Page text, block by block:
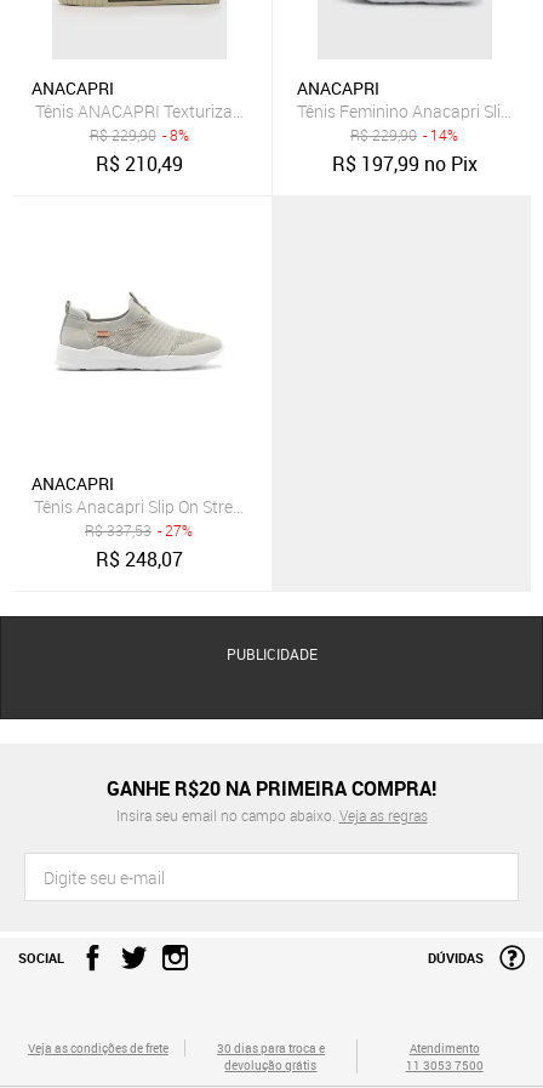
ANACAPRI
Tênis ANACAPRI Texturizado Cinza
R$229,90 - 8%
R$210,49
ANACAPRI
Tênis Feminino Anacapri Slip On
R$229,90 - 14%
R$ 197,99 no Pix
ANACAPRI
Tênis Anacapri Slip On Streech Jogging Knit Cinza Feminino
R$337,53 - 27%
R$248,07
PUBLICIDADE
GANHE R$20 NA PRIMEIRA COMPRA!
Insira seu email no campo abaixo. Veja as regras
SOCIAL DÚVIDAS
Veja as condições de frete
30 dias para troca e
devolução grátis
Atendimento
11 3053 7500